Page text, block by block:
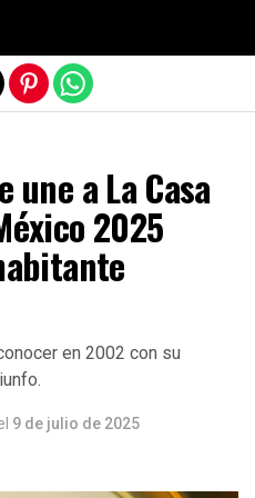
une a La Casa
2025
en 2002 con su
9 de julio de 2025